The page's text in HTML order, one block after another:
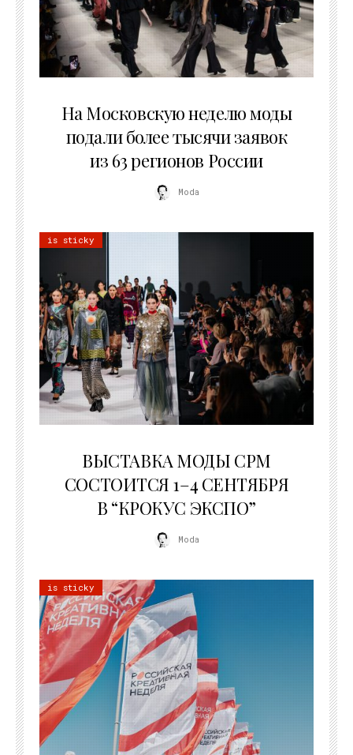
На Московскую неделю моды
подали более тысячи заявок
из 63 регионов России
Moda
is sticky
ВЫСТАВКА МОДЫ CPM
СОСТОИТСЯ 1–4 СЕНТЯБРЯ
В “КРОКУС ЭКСПО”
Moda
is sticky